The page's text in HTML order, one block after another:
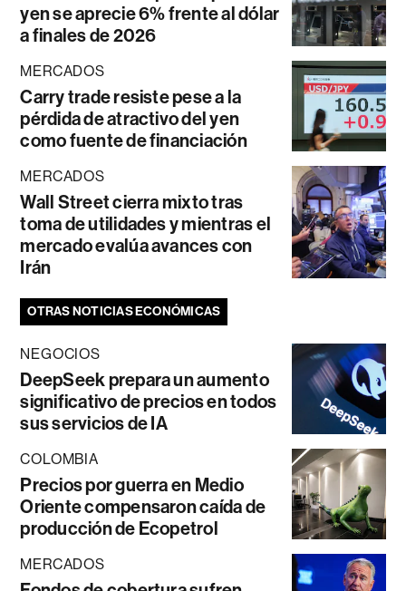
yen se aprecie 6% frente al dólar
a finales de 2026
MERCADOS
Carry trade resiste pese a la
pérdida de atractivo del yen
como fuente de financiación
MERCADOS
Wall Street cierra mixto tras
toma de utilidades y mientras el
mercado evalúa avances con
Irán
OTRAS NOTICIAS ECONÓMICAS
NEGOCIOS
DeepSeek prepara un aumento
significativo de precios en todos
sus servicios de IA
COLOMBIA
Precios por guerra en Medio
Oriente compensaron caída de
producción de Ecopetrol
MERCADOS